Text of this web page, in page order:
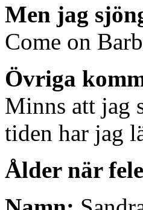
Men jag
Come on
Övriga
Minns att jag
tiden har jag
Ålder när